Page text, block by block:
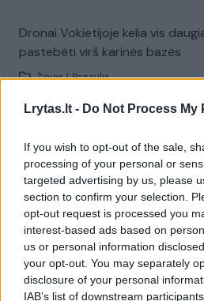
Lrytas.lt - Do Not Process
If you wish to opt-out of the sale,
processing of your personal or
targeted advertising by us, please
section to confirm your selection.
opt-out request is processed you
interest-based ads based on
us or personal information
your opt-out. You may separately
disclosure of your personal
IAB’s list of downstream
Dronai Vokietijoje kelia vis
pastebėti virš karinės bazės
Žinios | Pasaulis
Žiūrimiausi
Vaizdai iš tragiškos avarijos
vaiko gyvybių išgelbėti